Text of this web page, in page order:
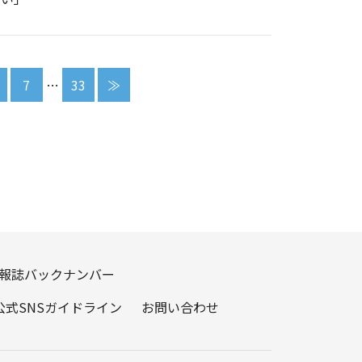
7 … 33 ≫
誌バックナンバー
式SNSガイドライン お問い合わせ